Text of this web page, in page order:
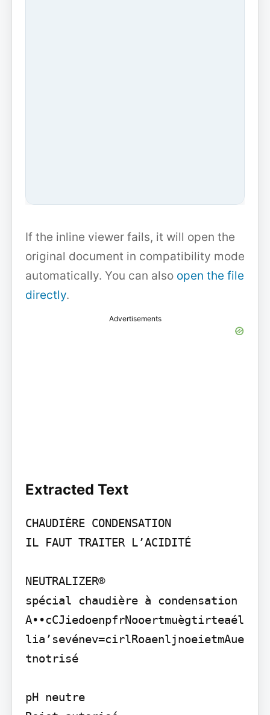
If the inline viewer fails, it will open the
original document in compatibility mode
automatically. You can also open the file
directly.
Advertisements
Extracted Text
CHAUDIÈRE CONDENSATION
IL FAUT TRAITER L’ACIDITÉ
NEUTRALIZER®
spécial chaudière à condensation
A••cCJiedoenpfrNooertmuègtirteaél
lia’sevénev=cirlRoaenljnoeietmAue
tnotrisé
pH neutre